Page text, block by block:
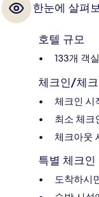
한눈에 살펴
호텔 규모
133개 객실
체크인/체
체크인 시
최소 체크
체크아웃
특별 체크인
도착하시